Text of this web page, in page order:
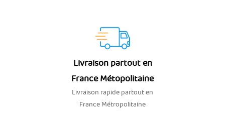
Livraison partout en
France Métopolitaine
Livraison rapide partout en
France Métropolitaine